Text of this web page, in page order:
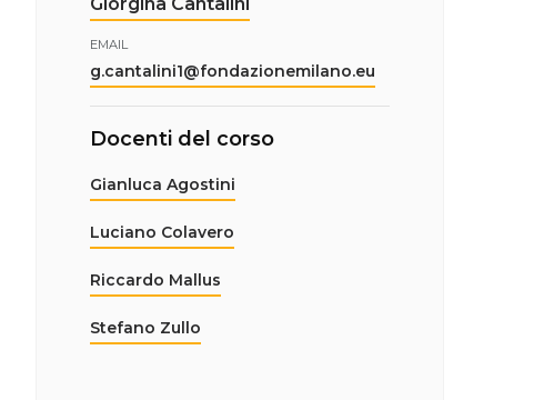
EMAIL
g.cantalini1@fondazionemilano.eu
Docenti del corso
Gianluca Agostini
Luciano Colavero
Riccardo Mallus
Stefano Zullo